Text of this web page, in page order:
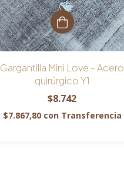
Gargantilla Mini Love - Acero
quirúrgico Y1
$8.742
$7.867,80 con Transferencia